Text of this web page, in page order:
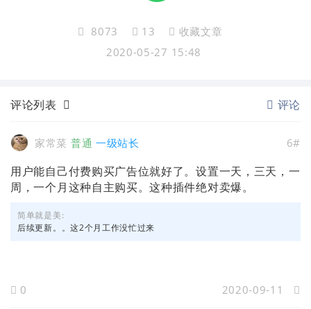
8073 13
收藏文章
2020-05-27 15:48
评论列表 评论
家常菜 普通 一级站长 6#
用户能自己付费购买广告位就好了。设置一天，三天，一
周，一个月这种自主购买。这种插件绝对卖爆。
简单就是美:
后续更新。。这2个月工作没忙过来
0 2020-09-11